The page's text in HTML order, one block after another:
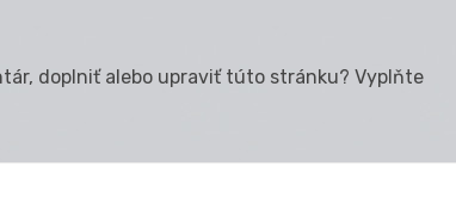
doplniť alebo upraviť túto stránku? Vyplňte